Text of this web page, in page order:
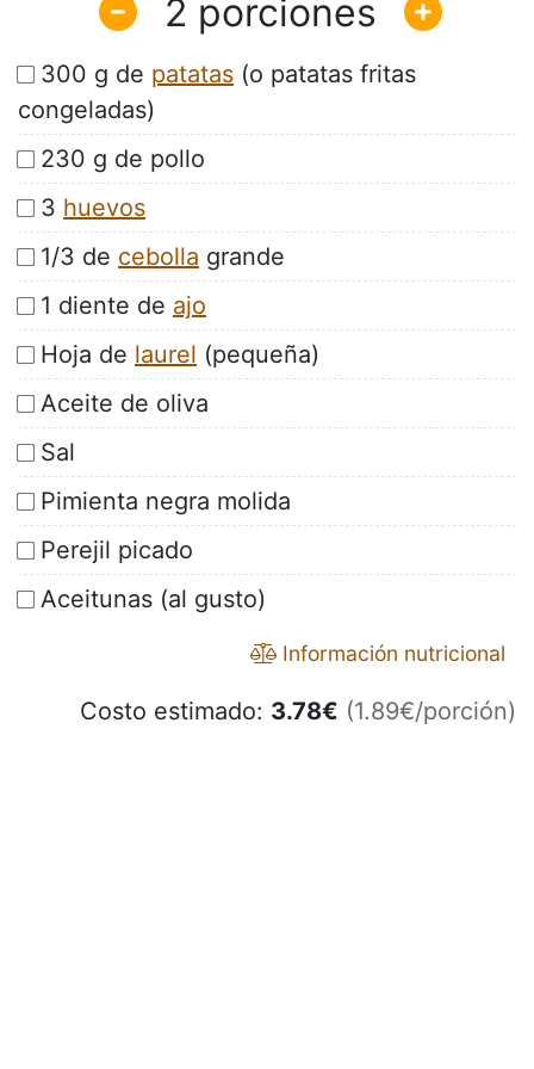
2
300 g de patatas (o patatas fritas
congeladas)
230 g de pollo
3 huevos
1/3 de cebolla grande
1 diente de ajo
Hoja de laurel (pequeña)
Aceite de oliva
Sal
Pimienta negra molida
Perejil picado
Aceitunas (al gusto)
Información nutricional
Costo estimado: 3.78€ (1.89€/porción)